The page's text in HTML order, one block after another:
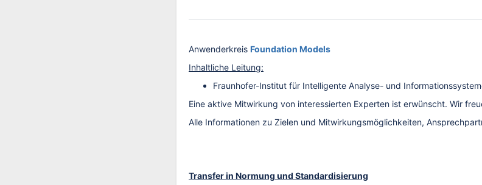
Anwenderkreis Foundation Models
Inhaltliche Leitung:
Fraunhofer-Institut für Intelligente Analyse- und
Eine aktive Mitwirkung von interessierten Experten ist erwünscht. Wir
Alle Informationen zu Zielen und Mitwirkungsmöglichkeiten,
Transfer in Normung und Standardisierung